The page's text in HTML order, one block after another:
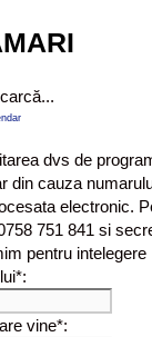
dvs de
din cauza
electronic.
751 841 si
pentru intelegere
vine*: